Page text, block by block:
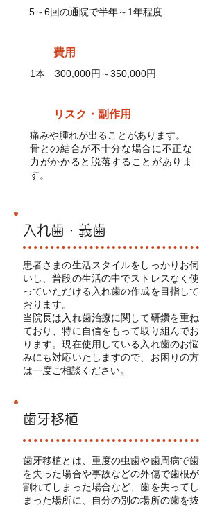
5～6回の通院で半年～1年程度
費用
1本 300,000円～350,000円
リスク・副作用
痛みや腫れが出ることがあります。
骨との結合が不十分な場合に不正な
力がかかると脱落することがありま
す。
入れ歯・義歯
患者さまの生活スタイルをしっかりお伺
いし、普段の生活の中でストレスなく使
っていただける入れ歯の作成を目指して
おります。
当院長は入れ歯治療に関して研鑽を重ね
ており、特に自信をもって取り組んでお
ります。現在使用している入れ歯のお悩
みにも対応いたしますので、お困りの方
は一度ご相談ください。
歯牙移植
歯牙移植とは、重度の虫歯や歯周病で歯
を失った場合や事故などの外傷で歯根が
割れてしまった場合など、歯を失ってし
まった場所に、自分の別の場所の歯を抜